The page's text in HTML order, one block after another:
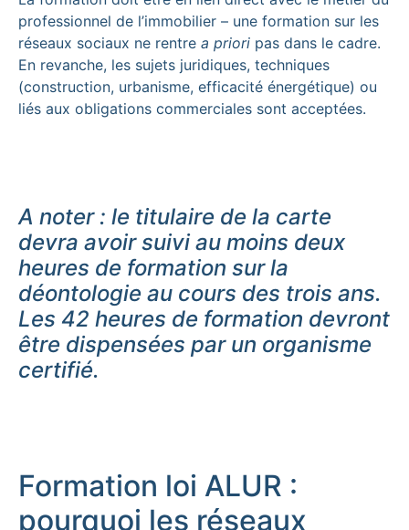
professionnel de l’immobilier – une formation sur les
réseaux sociaux ne rentre a priori pas dans le cadre.
En revanche, les sujets juridiques, techniques
(construction, urbanisme, efficacité énergétique) ou
liés aux obligations commerciales sont acceptées.
A noter : le titulaire de la carte
devra avoir suivi au moins deux
heures de formation sur la
déontologie au cours des trois ans.
Les 42 heures de formation devront
être dispensées par un organisme
certifié.
Formation loi ALUR :
pourquoi les réseaux